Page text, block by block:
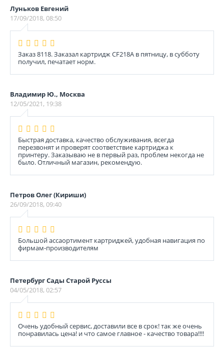
Луньков Евгений
17/09/2018, 08:50
Заказ 8118. Заказал картридж CF218A в пятницу, в субботу
получил, печатает норм.
Владимир Ю., Москва
12/05/2021, 19:38
Быстрая доставка, качество обслуживания, всегда
перезвонят и проверят соответствие картриджа к
принтеру. Заказываю не в первый раз, проблем некогда не
было. Отличный магазин, рекомендую.
Петров Олег (Кириши)
26/09/2018, 09:40
Большой ассаортимент картриджей, удобная навигация по
фирмам-производителям
Петербург Сады Старой Руссы
04/05/2018, 02:57
Очень удобный сервис, доставили все в срок! так же очень
понравилась цена! и что самое главное - качество товара!!!!